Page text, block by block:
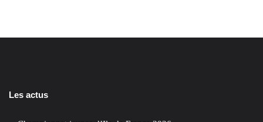
Les actus